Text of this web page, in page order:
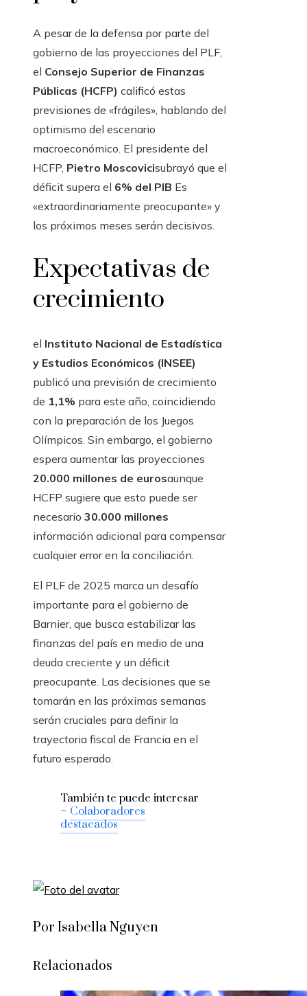
A pesar de la defensa por parte del
gobierno de las proyecciones del PLF,
el Consejo Superior de Finanzas
Públicas (HCFP) calificó estas
previsiones de «frágiles», hablando del
optimismo del escenario
macroeconómico. El presidente del
HCFP, Pietro Moscovicisubrayó que el
déficit supera el 6% del PIB Es
«extraordinariamente preocupante» y
los próximos meses serán decisivos.
Expectativas de
crecimiento
el Instituto Nacional de Estadística
y Estudios Económicos (INSEE)
publicó una previsión de crecimiento
de 1,1% para este año, coincidiendo
con la preparación de los Juegos
Olímpicos. Sin embargo, el gobierno
espera aumentar las proyecciones
20.000 millones de eurosaunque
HCFP sugiere que esto puede ser
necesario 30.000 millones
información adicional para compensar
cualquier error en la conciliación.
El PLF de 2025 marca un desafío
importante para el gobierno de
Barnier, que busca estabilizar las
finanzas del país en medio de una
deuda creciente y un déficit
preocupante. Las decisiones que se
tomarán en las próximas semanas
serán cruciales para definir la
trayectoria fiscal de Francia en el
futuro esperado.
También te puede interesar
– Colaboradores
destacados
Por Isabella Nguyen
Relacionados